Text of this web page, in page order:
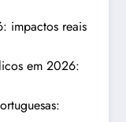
impactos reais
em 2026: